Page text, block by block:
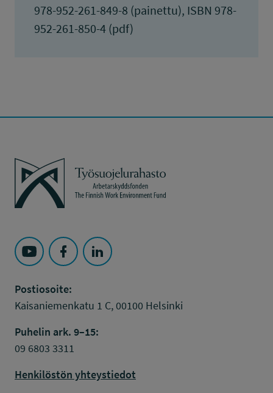
978-952-261-849-8 (painettu), ISBN 978-
952-261-850-4 (pdf)
Työsuojelurahasto
Seuraa Työsuojelurahasto kohteessa: YouTube
Seuraa Työsuojelurahasto kohteessa:
Seuraa Työsuojelurahasto kohteessa:
Postiosoite:
Kaisaniemenkatu 1 C, 00100 Helsinki
Puhelin ark. 9–15:
09 6803 3311
Henkilöstön yhteystiedot